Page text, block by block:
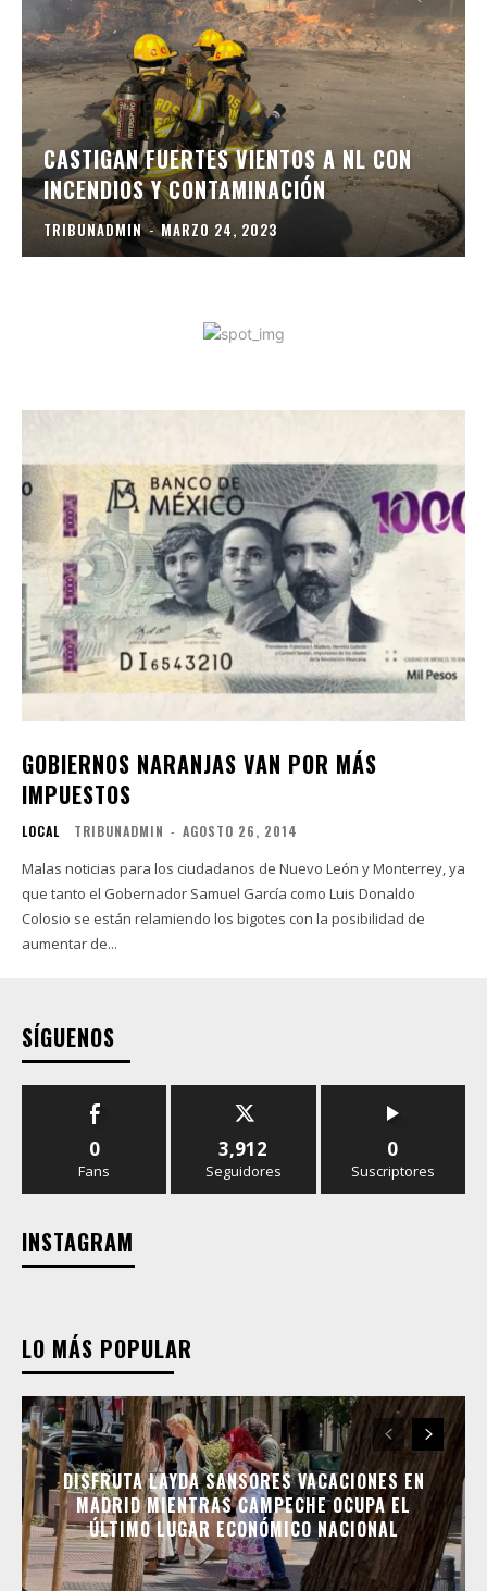
CASTIGAN FUERTES VIENTOS A NL CON
INCENDIOS Y CONTAMINACIÓN
TRIBUNADMIN - MARZO 24, 2023
GOBIERNOS NARANJAS VAN POR MÁS
IMPUESTOS
LOCAL TRIBUNADMIN - AGOSTO 26, 2014
Malas noticias para los ciudadanos de Nuevo León y Monterrey, ya
que tanto el Gobernador Samuel García como Luis Donaldo
Colosio se están relamiendo los bigotes con la posibilidad de
aumentar de...
SÍGUENOS
0
Fans
3,912
Seguidores
0
Suscriptores
INSTAGRAM
LO MÁS POPULAR
DISFRUTA LAYDA SANSORES VACACIONES EN
MADRID MIENTRAS CAMPECHE OCUPA EL
ÚLTIMO LUGAR ECONÓMICO NACIONAL